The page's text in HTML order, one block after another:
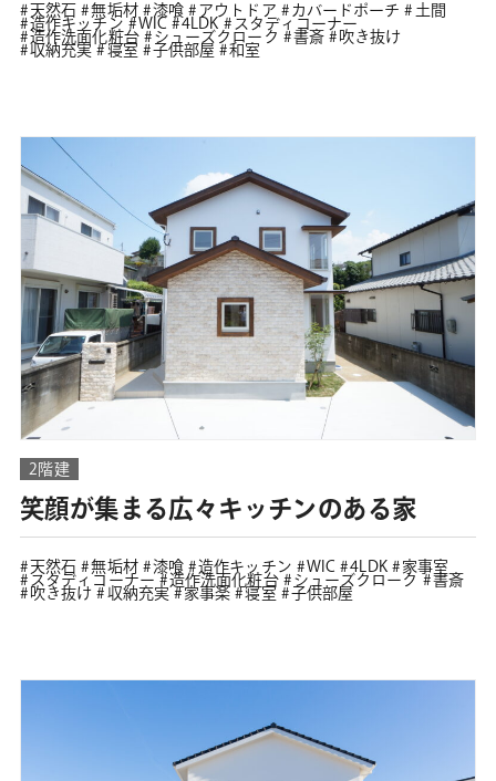
天然石 無垢材 漆喰 アウトドア カバードポーチ
土間
造作キッチン
WIC 4LDK
スタディコーナー
造作洗面化粧台
シューズクローク 書斎
吹き抜け
収納充実
寝室 子供部屋 和室
2階建
笑顔が集まる広々キッチンのある家
天然石 無垢材 漆喰 造作キッチン WIC 4LDK
家事室
スタディコーナー
造作洗面化粧台 シューズクローク
書斎
吹き抜け
収納充実 家事楽 寝室 子供部屋